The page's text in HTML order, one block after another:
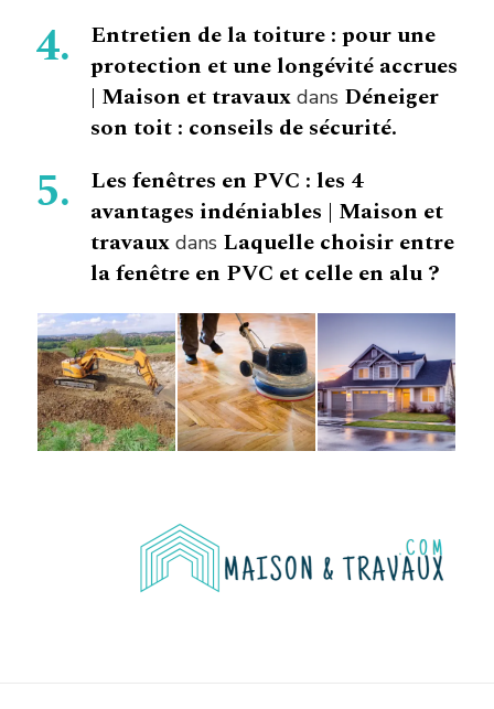
Entretien de la toiture : pour une
protection et une longévité accrues
| Maison et travaux dans Déneiger
son toit : conseils de sécurité.
Les fenêtres en PVC : les 4
avantages indéniables | Maison et
travaux dans Laquelle choisir entre
la fenêtre en PVC et celle en alu ?